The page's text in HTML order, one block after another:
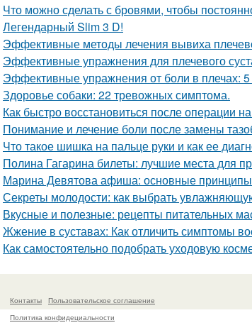
Что можно сделать с бровями, чтобы
Легендарный Slim 3 D!
Эффективные методы лечения вывиха
Эффективные упражнения для плечевого
Эффективные упражнения от боли в плечах:
Здоровье собаки: 22 тревожных симптома.
Как быстро восстановиться после операции
Понимание и лечение боли после замены
Что такое шишка на пальце руки и как ее
Полина Гагарина билеты: лучшие места для
Марина Девятова афиша: основные принципы
Секреты молодости: как выбрать
Вкусные и полезные: рецепты питательных
Жжение в суставах: Как отличить симптомы
Как самостоятельно подобрать уходовую
Контакты
Пользовательское соглашение
Политика конфидециальности